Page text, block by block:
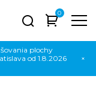
0
plochy
od 1.8.2026
×